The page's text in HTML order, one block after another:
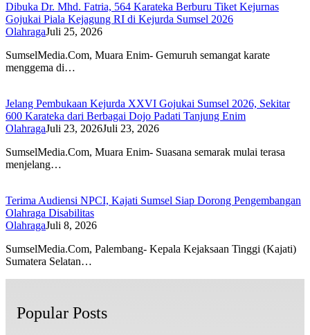
Dibuka Dr. Mhd. Fatria, 564 Karateka Berburu Tiket Kejurnas
Gojukai Piala Kejagung RI di Kejurda Sumsel 2026
OlahragaJuli 25, 2026
SumselMedia.Com, Muara Enim- Gemuruh semangat karate
menggema di…
Jelang Pembukaan Kejurda XXVI Gojukai Sumsel 2026, Sekitar
600 Karateka dari Berbagai Dojo Padati Tanjung Enim
OlahragaJuli 23, 2026Juli 23, 2026
SumselMedia.Com, Muara Enim- Suasana semarak mulai terasa
menjelang…
Terima Audiensi NPCI, Kajati Sumsel Siap Dorong Pengembangan
Olahraga Disabilitas
OlahragaJuli 8, 2026
SumselMedia.Com, Palembang- Kepala Kejaksaan Tinggi (Kajati)
Sumatera Selatan…
Popular Posts